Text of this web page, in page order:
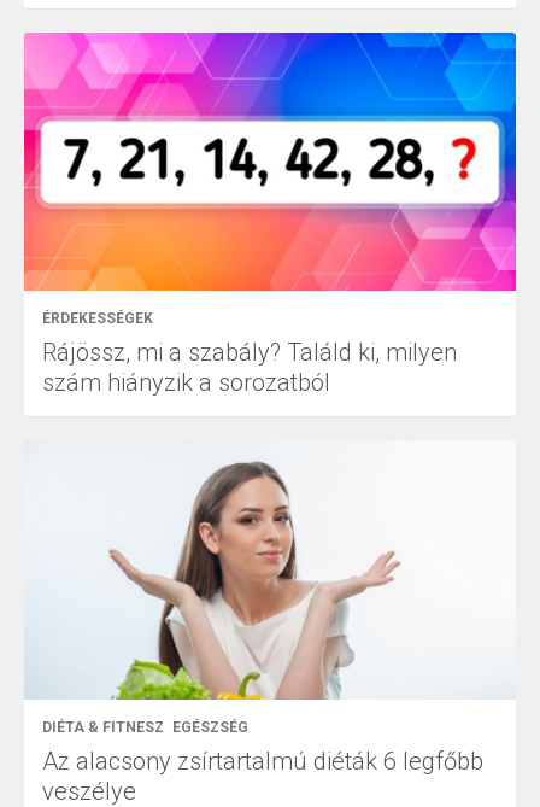
ÉRDEKESSÉGEK
Rájössz, mi a szabály? Találd ki, milyen
szám hiányzik a sorozatból
DIÉTA & FITNESZ EGÉSZSÉG
Az alacsony zsírtartalmú diéták 6 legfőbb
veszélye